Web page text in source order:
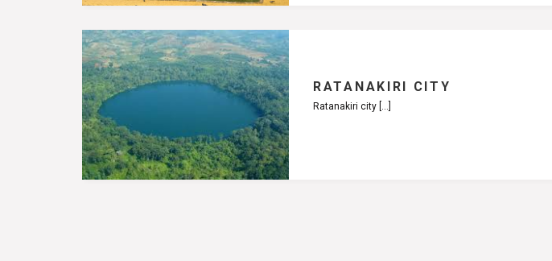
RATANAKIRI CITY
Ratanakiri city [...]